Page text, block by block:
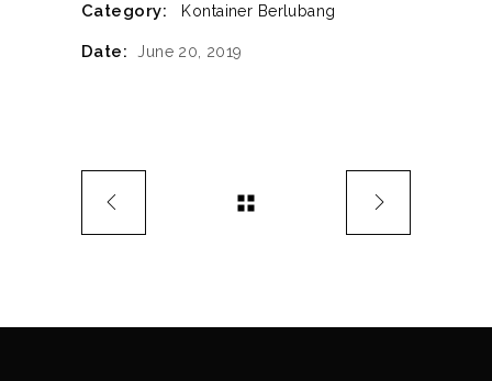
Category: Kontainer Berlubang
Date: June 20, 2019